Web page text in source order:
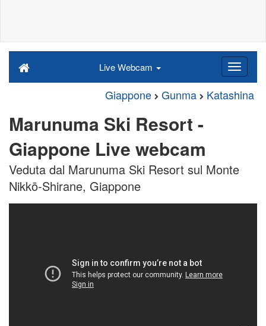
Live Webcam
Giappone Gunma Katashina
Marunuma Ski Resort -
Giappone Live webcam
Veduta dal Marunuma Ski Resort sul Monte
Nikkō-Shirane, Giappone